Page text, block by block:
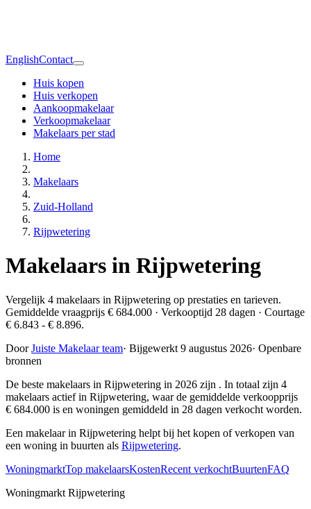
EnglishContact
Huis kopen
Huis verkopen
Aankoopmakelaar
Verkoopmakelaar
Makelaars per stad
Home
Makelaars
Zuid-Holland
Rijpwetering
Makelaars in Rijpwetering
Vergelijk 4 makelaars in Rijpwetering op prestaties en tarieven.
Gemiddelde vraagprijs € 684.000 · Verkooptijd 28 dagen · Courtage
€ 6.843 - € 8.896.
DoorJuiste Makelaar team· Bijgewerkt 9 augustus 2026· Openbare
bronnen
De beste makelaars in Rijpwetering in 2026 zijn . In totaal zijn 4
makelaars actief in Rijpwetering, waar de gemiddelde verkoopprijs
€ 684.000 is en woningen gemiddeld in 28 dagen verkocht worden.
Een makelaar in Rijpwetering helpt bij het kopen of verkopen van
een woning in buurten als Rijpwetering.
WoningmarktTop makelaarsKostenRecent verkochtBuurtenFAQ
Woningmarkt Rijpwetering